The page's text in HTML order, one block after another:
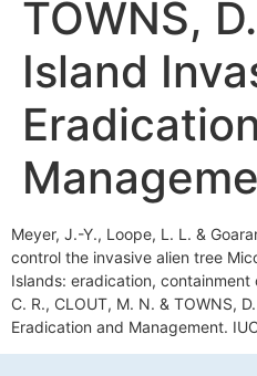
TOWNS,
Island
Meyer, J.-Y., Loope, L. L. &
control the invasive alien tree
Islands: eradication, containment
C. R., CLOUT, M. N. & TOWNS,
Eradication and Management.